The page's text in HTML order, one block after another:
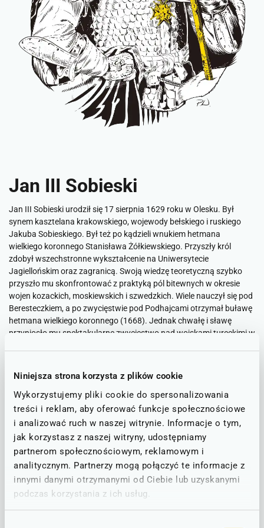
Niniejsza strona korzysta z plików cookie
Wykorzystujemy pliki cookie do spersonalizowania
treści i reklam, aby oferować funkcje społecznościowe
i analizować ruch w naszej witrynie. Informacje o tym,
jak korzystasz z naszej witryny, udostępniamy
partnerom społecznościowym, reklamowym i
analitycznym. Partnerzy mogą połączyć te informacje z
innymi danymi otrzymanymi od Ciebie lub uzyskanymi
podczas korzystania z ich usług.
Jan III Sobieski
Jan III Sobieski urodził się 17 sierpnia 1629 roku w Olesku. Był
synem kasztelana krakowskiego, wojewody bełskiego i ruskiego
Jakuba Sobieskiego. Był też po kądzieli wnukiem hetmana
wielkiego koronnego Stanisława Żółkiewskiego. Przyszły król
zdobył wszechstronne wykształcenie na Uniwersytecie
Jagiellońskim oraz zagranicą. Swoją wiedzę teoretyczną szybko
przyszło mu skonfrontować z praktyką pól bitewnych w okresie
wojen kozackich, moskiewskich i szwedzkich. Wiele nauczył się pod
Beresteczkiem, a po zwycięstwie pod Podhajcami otrzymał buławę
hetmana wielkiego koronnego (1668). Jednak chwałę i sławę
przyniosło mu spektakularne zwycięstwo nad wojskami tureckimi w
Wiśniowiecki i to Sobieskiego jednogłośnie wybrano na jego
następcę. Był on zwolennikiem sojuszu z Francją skierowanego
przeciwko Brandenburgii i monarchii Habsburskiej, którego celem
miało być między innymi odzyskanie Prus Książęcych. W
Jaworowie zawarł nawet tajne porozumienie z Ludwikiem XIV.
Jednak zagrożenie ze strony Turcji zmusiło króla do zmiany
orientacji politycznej i do ułożenia się z dworem austriackim
przeciwko sułtanatowi. Świadomy zagrożenia i konsekwencji ataku
tureckiego uznał za zasadne uczestnictwo armii polskiej poza
granicami Rzeczypospolitej. Sejm poparł jego stanowisko i